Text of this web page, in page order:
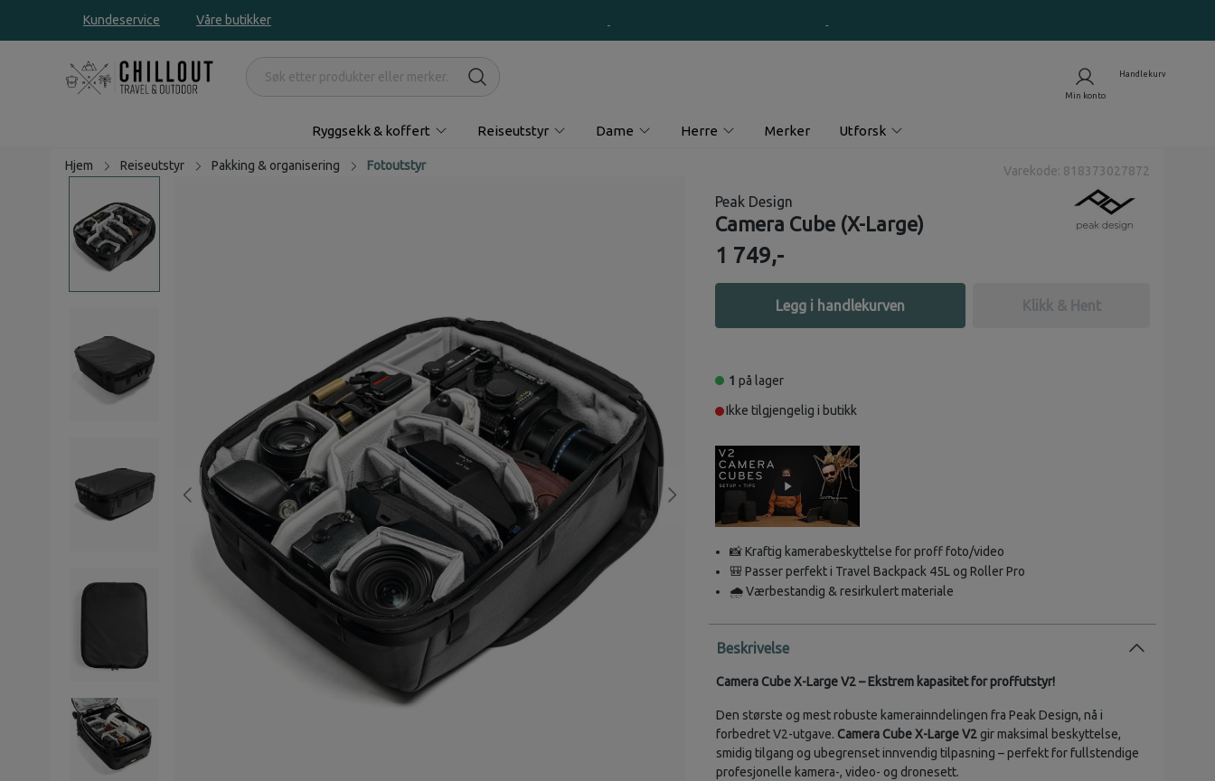
Kundeservice Våre butikker
Ryggsekk & koffert Reiseutstyr Dame Herre Merker Utforsk
Hjem Reiseutstyr Pakking & organisering Fotoutstyr Varekode: 818373027872
Peak Design
Camera Cube (X-Large)
1 749,-
Legg i handlekurven Klikk & Hent
1 på lager
Ikke tilgjengelig i butikk
📸 Kraftig kamerabeskyttelse for proff foto/video
🎒 Passer perfekt i Travel Backpack 45L og Roller Pro
🌧️ Værbestandig & resirkulert materiale
Beskrivelse
Camera Cube X-Large V2 – Ekstrem kapasitet for proffutstyr!
Den største og mest robuste kamerainndelingen fra Peak Design, nå i
forbedret V2-utgave. Camera Cube X-Large V2gir maksimal beskyttelse,
smidig tilgang og ubegrenset innvendig tilpasning – perfekt for fullstendige
profesjonelle kamera-, video- og dronesett.